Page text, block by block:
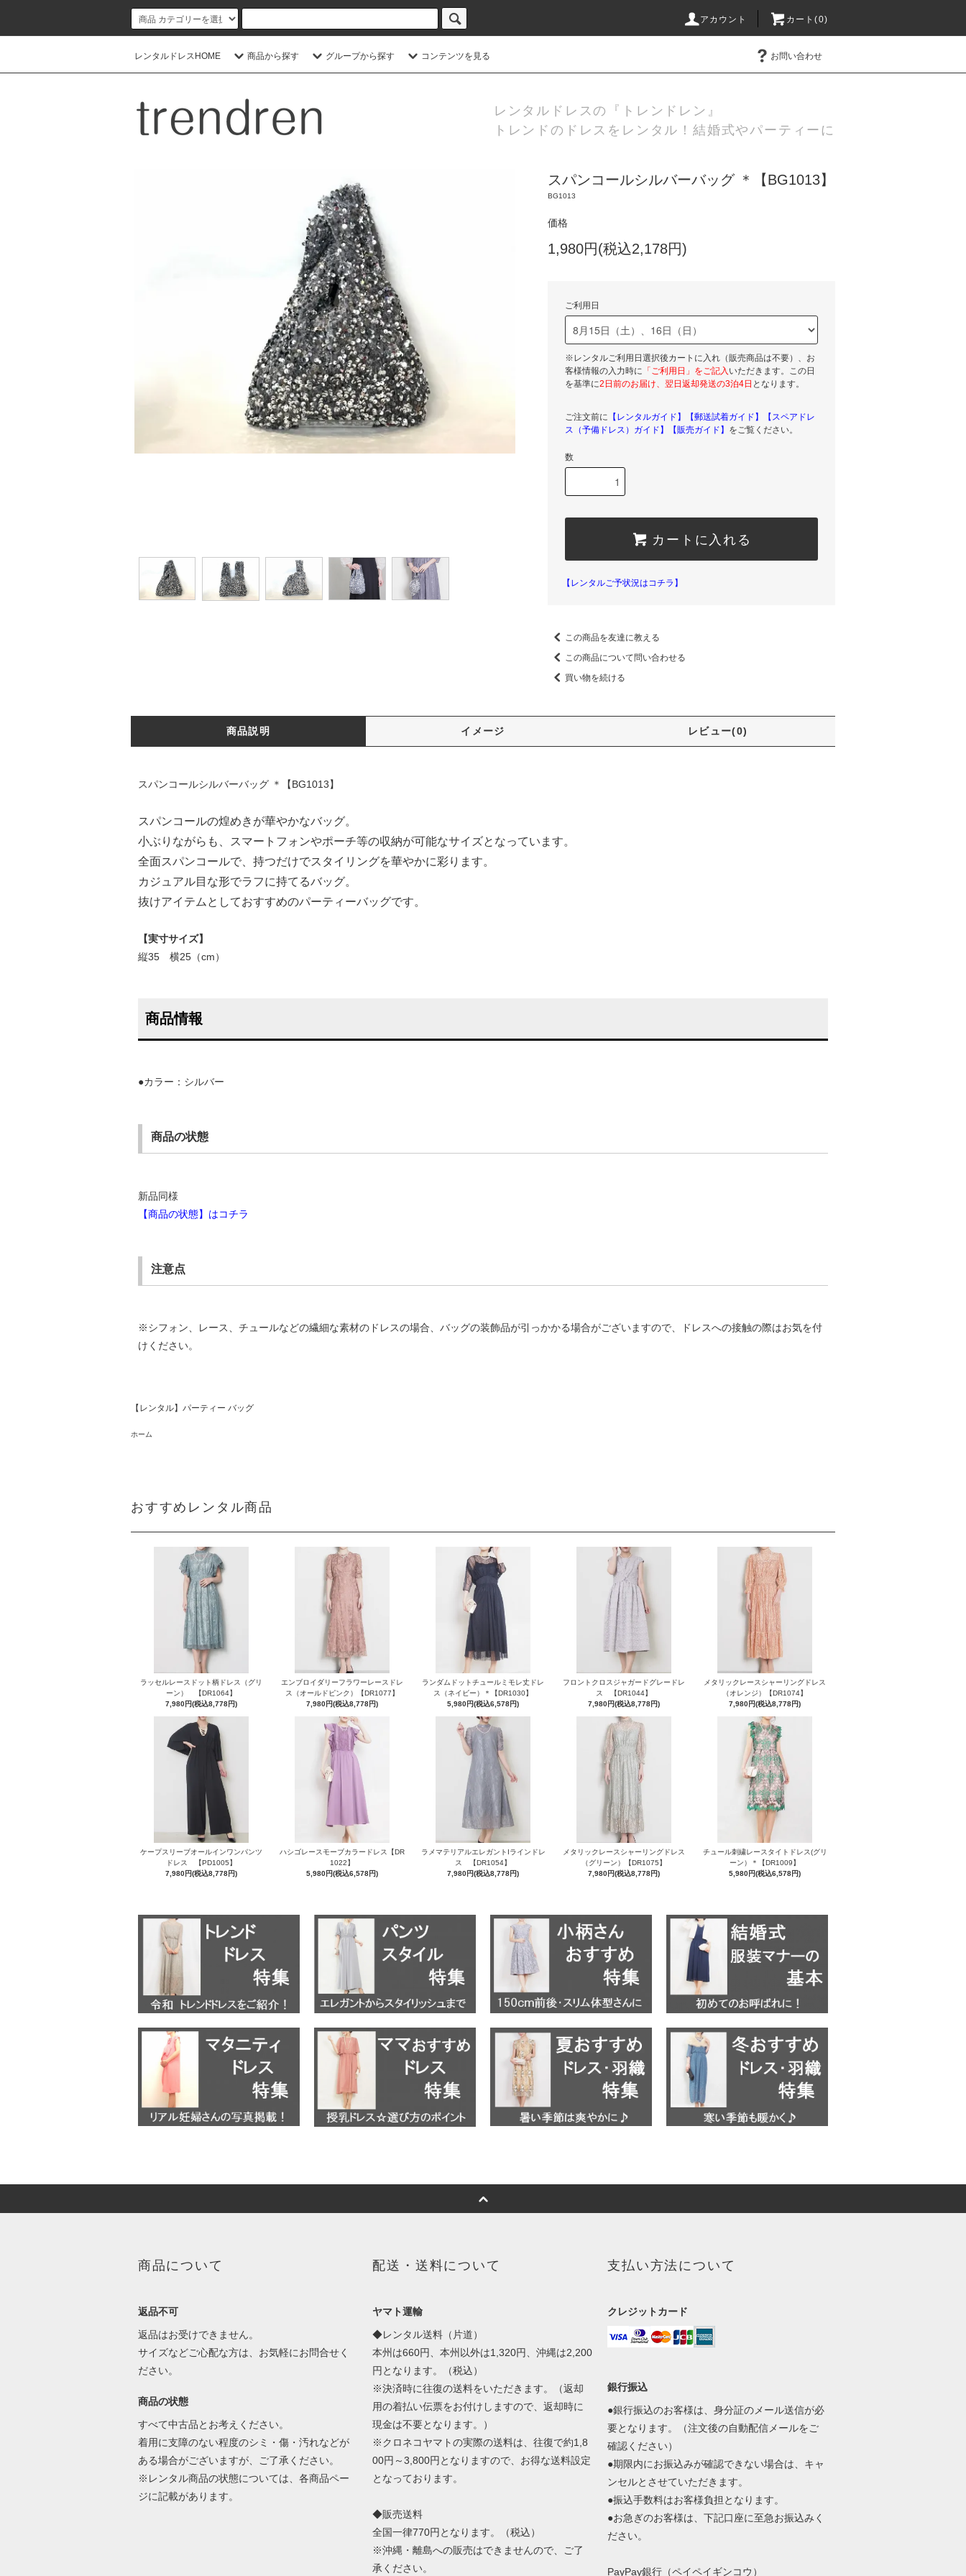
アカウント カート(0)
レンタルドレスHOME 商品から探す グループから探す コンテンツを見る お問い合わせ
レンタルドレスの『トレンドレン』
トレンドのドレスをレンタル！結婚式やパーティーに
スパンコールシルバーバッグ ＊【BG1013】
BG1013
価格
1,980円(税込2,178円)
ご利用日
※レンタルご利用日選択後カートに入れ（販売商品は不要）、お
客様情報の入力時に 「ご利用日」をご記入 いただきます。この日
を基準に2日前のお届け、翌日返却発送の3泊4日 となります。
ご注文前に 【レンタルガイド】 【郵送試着ガイド】
【スペアドレ
ス（予備ドレス）ガイド】
【販売ガイド】 をご覧ください。
数
カートに入れる
【レンタルご予状況はコチラ】
この商品を友達に教える
この商品について問い合わせる
買い物を続ける
商品説明 イメージ レビュー(0)
スパンコールシルバーバッグ ＊【BG1013】
スパンコールの煌めきが華やかなバッグ。
小ぶりながらも、スマートフォンやポーチ等の収納が可能なサイズとなっています。
全面スパンコールで、持つだけでスタイリングを華やかに彩ります。
カジュアル目な形でラフに持てるバッグ。
抜けアイテムとしておすすめのパーティーバッグです。
【実寸サイズ】
縦35 横25（cm）
商品情報
●カラー：シルバー
商品の状態
新品同様
【商品の状態】はコチラ
注意点
※シフォン、レース、チュールなどの繊細な素材のドレスの場合、バッグの装飾品が引っかかる場合がございますので、ドレスへの接触の際はお気を付
けください。
【レンタル】パーティー バッグ
ホーム
おすすめレンタル商品
ラッセルレースドット柄ドレス（グリ
ーン） 【DR1064】
7,980円(税込8,778円)
エンブロイダリーフラワーレースドレ
ス（オールドピンク）【DR1077】
7,980円(税込8,778円)
ランダムドットチュールミモレ丈ドレ
ス（ネイビー）＊【DR1030】
5,980円(税込6,578円)
フロントクロスジャガードグレードレ
ス 【DR1044】
7,980円(税込8,778円)
メタリックレースシャーリングドレス
（オレンジ）【DR1074】
7,980円(税込8,778円)
ケープスリーブオールインワンパンツ
ドレス 【PD1005】
7,980円(税込8,778円)
ハシゴレースモーブカラードレス【DR
1022】
5,980円(税込6,578円)
ラメマテリアルエレガントIラインドレ
ス 【DR1054】
7,980円(税込8,778円)
メタリックレースシャーリングドレス
（グリーン）【DR1075】
7,980円(税込8,778円)
チュール刺繍レースタイトドレス(グリ
ーン）＊【DR1009】
5,980円(税込6,578円)
商品について
返品不可
返品はお受けできません。
サイズなどご心配な方は、お気軽にお問合せく
ださい。
商品の状態
すべて中古品とお考えください。
着用に支障のない程度のシミ・傷・汚れなどが
ある場合がございますが、ご了承ください。
※レンタル商品の状態については、各商品ペー
ジに記載があります。
配送・送料について
ヤマト運輸
◆レンタル送料（片道）
本州は660円、本州以外は1,320円、沖縄は2,200
円となります。（税込）
※決済時に往復の送料をいただきます。（返却
用の着払い伝票をお付けしますので、返却時に
現金は不要となります。）
※クロネコヤマトの実際の送料は、往復で約1,8
00円～3,800円となりますので、お得な送料設定
となっております。
◆販売送料
全国一律770円となります。（税込）
※沖縄・離島への販売はできませんので、ご了
承ください。
支払い方法について
クレジットカード
銀行振込
●銀行振込のお客様は、身分証のメール送信が必
要となります。（注文後の自動配信メールをご
確認ください）
●期限内にお振込みが確認できない場合は、キャ
ンセルとさせていただきます。
●振込手数料はお客様負担となります。
●お急ぎのお客様は、下記口座に至急お振込みく
ださい。
PayPay銀行（ペイペイギンコウ）